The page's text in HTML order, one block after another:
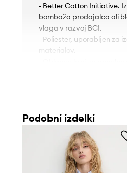
- Better Cotton Initiative.
bombaža prodajalca ali
vlaga v razvoj BCI.
- Poliester, uporabljen za
materialov.
- Priročno zapenjanje na
- Tanka, neelastična
- Vezen logotip blagovne
Podobni izdelki